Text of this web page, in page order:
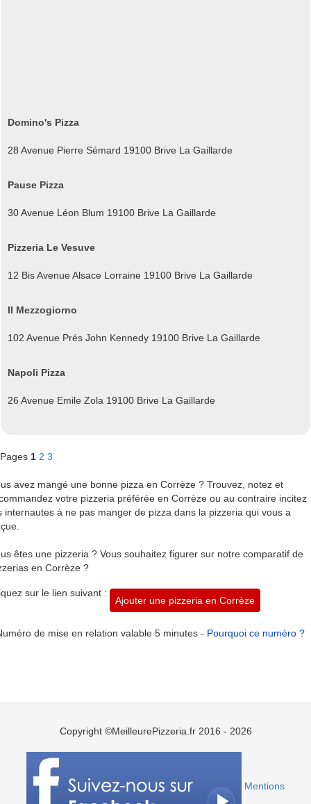
Domino's Pizza
28 Avenue Pierre Sémard 19100 Brive La Gaillarde
Pause Pizza
30 Avenue Léon Blum 19100 Brive La Gaillarde
Pizzeria Le Vesuve
12 Bis Avenue Alsace Lorraine 19100 Brive La Gaillarde
Il Mezzogiorno
102 Avenue Prés John Kennedy 19100 Brive La Gaillarde
Napoli Pizza
26 Avenue Emile Zola 19100 Brive La Gaillarde
Pages 1 2 3
avez mangé une bonne pizza en Corrèze ? Trouvez, notez et
votre pizzeria préférée en Corrèze ou au contraire incitez
internautes à ne pas manger de pizza dans la pizzeria qui vous a
êtes une pizzeria ? Vous souhaitez figurer sur notre comparatif de
en Corrèze ?
sur le lien suivant :
Ajouter une pizzeria en Corrèze
de mise en relation valable 5 minutes - Pourquoi ce numéro ?
Copyright ©MeilleurePizzeria.fr 2016 - 2026
Mentions